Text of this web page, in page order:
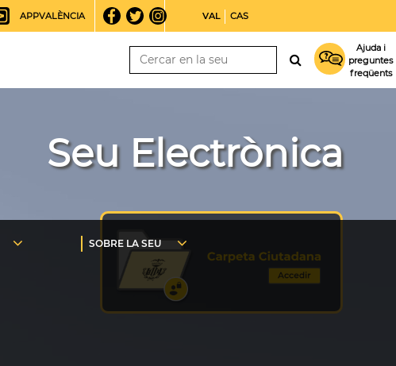
APPVALÈNCIA VAL CAS
Ajuda i
preguntes
freqüents
Seu Electrònica